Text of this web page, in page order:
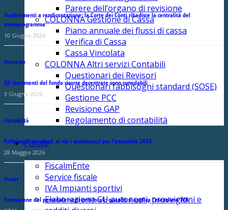
Parere dell’organo di revisione
COLONNA Gestione di Cassa
Piano annuale dei flussi di cassa
Verifica di Cassa
Cassa Vincolata
COLONNA Altri servizi Contabili
Questionari dei Revisori
Questionari fabbisogni standard (SOSE)
Gestione PCC
Revisione GAP
Regolamento di contabilità
Fiscale
FiscalmEnte
Service fiscale
IVA Impianti sportivi
Elaborazione CU autonomi, provvigioni e
Trasferimenti a rendicontazione: la Corte dei Conti ribadisce la centralità del
cronoprogramma
10 Giugno 2026
Personale
Gli incrementi del fondo risorse decentrate sono cumulabili
3 Giugno 2026
Contabilità
Fabbisogni standard: al via i questionari per l’annualità 2024
28 Maggio 2026
Fiscale
Formazione del personale negli enti locali: quando si applica l’esenzione IVA